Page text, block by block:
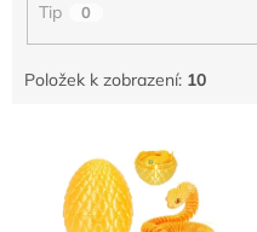
Tip 0
Položek k zobrazení: 10